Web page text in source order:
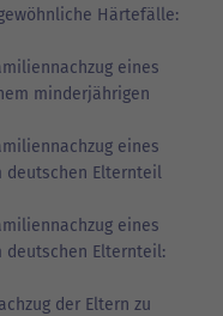
Härtefälle:
eines
minderjährigen
eines
deutschen Elternteil
eines
deutschen Elternteil:
der Eltern zu